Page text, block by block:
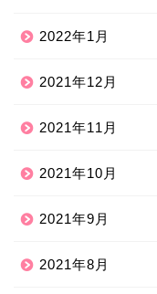
2022年1月
2021年12月
2021年11月
2021年10月
2021年9月
2021年8月